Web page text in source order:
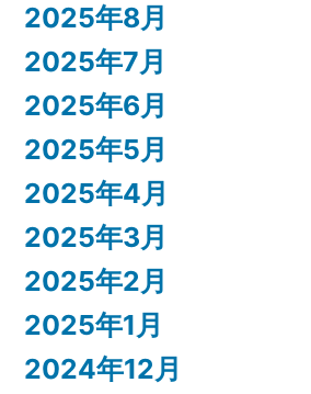
2025年8月
2025年7月
2025年6月
2025年5月
2025年4月
2025年3月
2025年2月
2025年1月
2024年12月